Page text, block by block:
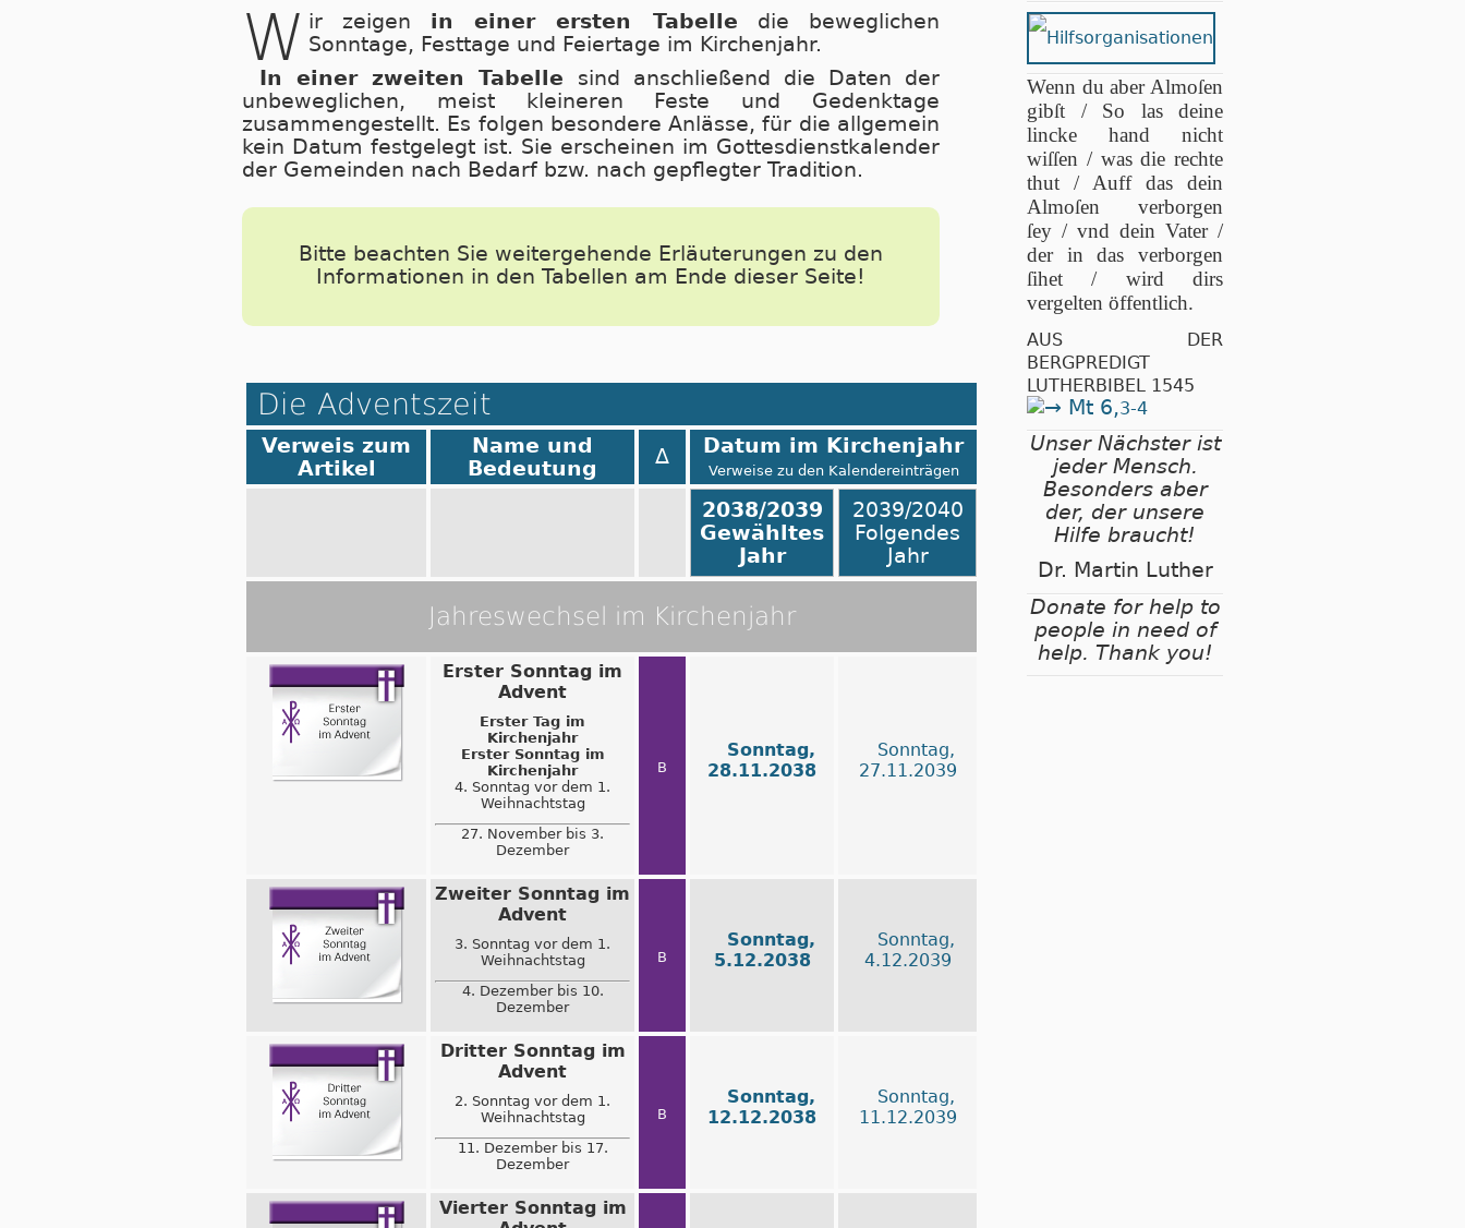
W ir zeigen in einer ersten Tabelle die beweglichen
Sonntage, Festtage und Feiertage im Kirchenjahr.
In einer zweiten Tabelle sind anschließend die Daten der
unbeweglichen, meist kleineren Feste und Gedenktage
zusammengestellt. Es folgen besondere Anlässe, für die allgemein
kein Datum festgelegt ist. Sie erscheinen im Got­tes­dienstkalender
der Gemeinden nach Bedarf bzw. nach gepflegter Tradition.
Bitte beachten Sie weitergehende Erläuterungen zu den
Informationen in den Tabellen am Ende dieser Seite!
Die Adventszeit
Verweis zum
Artikel
Name und
Bedeutung
Δ Datum im Kirchenjahr
Verweise zu den Kalendereinträgen
2038/2039
Gewähltes
Jahr
2039/2040
Folgendes
Jahr
Jahreswechsel im Kirchenjahr
Erster Sonntag im
Advent
Erster Tag im
Kirchenjahr
Erster Sonntag im
Kirchenjahr
4. Sonntag vor dem 1.
Weihnachtstag
27. November bis 3.
Dezember
B
Sonntag,
28.11.2038
Sonntag,
27.11.2039
Zweiter Sonntag im
Advent
3. Sonntag vor dem 1.
Weihnachtstag
4. Dezember bis 10.
Dezember
B
Sonntag,
5.12.2038
Sonntag,
4.12.2039
Dritter Sonntag im
Advent
2. Sonntag vor dem 1.
Weihnachtstag
11. Dezember bis 17.
Dezember
B
Sonntag,
12.12.2038
Sonntag,
11.12.2039
Vierter Sonntag im
Wenn du aber Almoſen
gibſt / So las deine
lincke hand nicht
wiſſen / was die rechte
thut / Auff das dein
Almoſen verborgen
ſey / vnd dein Vater /
der in das verborgen
ſihet / wird dirs
vergelten öffentlich.
AUS DER
BERGPREDIGT
LUTHERBIBEL 1545
Mt 6,3-4
Unser Nächster ist
jeder Mensch.
Besonders aber
der, der unsere
Hilfe braucht!
Dr. Martin Luther
Donate for help to
people in need of
help. Thank you!